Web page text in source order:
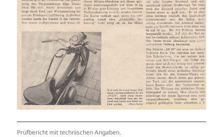
Prüfbericht mit technischen Angaben.